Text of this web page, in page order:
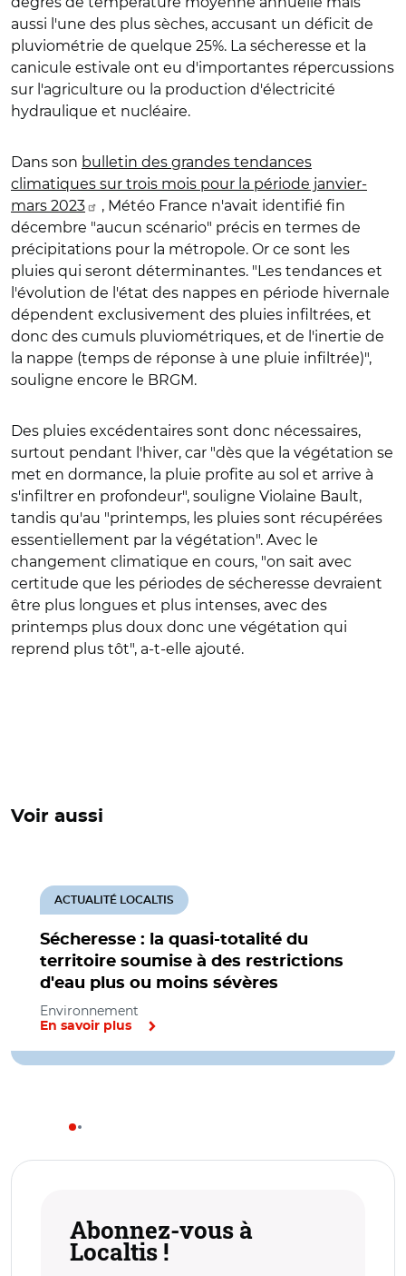
aussi l'une des plus sèches, accusant un déficit de
pluviométrie de quelque 25%. La sécheresse et la
canicule estivale ont eu d'importantes répercussions
sur l'agriculture ou la production d'électricité
hydraulique et nucléaire.
Dans son bulletin des grandes tendances
climatiques sur trois mois pour la période janvier-
mars 2023
, Météo France n'avait identifié fin
décembre "aucun scénario" précis en termes de
précipitations pour la métropole. Or ce sont les
pluies qui seront déterminantes. "Les tendances et
l'évolution de l'état des nappes en période hivernale
dépendent exclusivement des pluies infiltrées, et
donc des cumuls pluviométriques, et de l'inertie de
la nappe (temps de réponse à une pluie infiltrée)",
souligne encore le BRGM.
Des pluies excédentaires sont donc nécessaires,
surtout pendant l'hiver, car "dès que la végétation se
met en dormance, la pluie profite au sol et arrive à
s'infiltrer en profondeur", souligne Violaine Bault,
tandis qu'au "printemps, les pluies sont récupérées
essentiellement par la végétation". Avec le
changement climatique en cours, "on sait avec
certitude que les périodes de sécheresse devraient
être plus longues et plus intenses, avec des
printemps plus doux donc une végétation qui
reprend plus tôt", a-t-elle ajouté.
Voir aussi
Sécheresse : la quasi-totalité du
territoire soumise à des restrictions
d'eau plus ou moins sévères
ACTUALITÉ LOCALTIS
Environnement
En savoir plus
Abonnez-vous à
Localtis !